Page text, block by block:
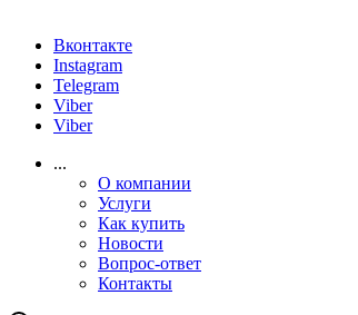
Вконтакте
Instagram
Telegram
Viber
Viber
...
О компании
Услуги
Как купить
Новости
Вопрос-ответ
Контакты